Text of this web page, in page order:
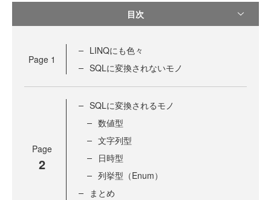
目次
Page 1
LINQにも色々
SQLに変換されないモノ
Page
2
SQLに変換されるモノ
数値型
文字列型
日時型
列挙型（Enum）
まとめ